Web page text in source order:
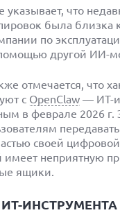
указывает, что
была близка
по
другой ИИ-
отмечается, что
с OpenClaw — ИТ-
в феврале 2026 г.
своей
имеет неприятную
ящики.
ИНСТРУМЕНТА